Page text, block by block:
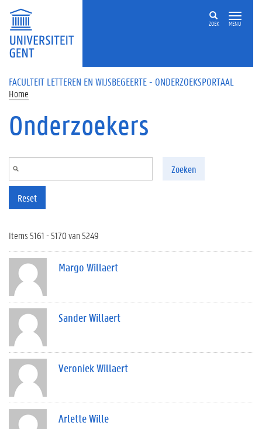
Overslaan en naar de inhoud gaan
ZOEK MENU
FACULTEIT LETTEREN EN WIJSBEGEERTE - ONDERZOEKSPORTAAL
Home
Onderzoekers
Zoeken
Reset
Items 5161 - 5170 van 5249
Margo Willaert
Sander Willaert
Veroniek Willaert
Arlette Wille